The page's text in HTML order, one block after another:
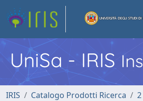
UniSa - IRIS
IRIS Catalogo Prodotti Ricerca